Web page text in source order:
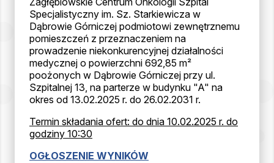
Specjalistyczny im. Sz. Starkiewicza w
Dąbrowie Górniczej podmiotowi zewnętrznemu
pomieszczeń z przeznaczeniem na
prowadzenie niekonkurencyjnej działalności
medycznej o powierzchni 692,85 m²
poożonych w Dąbrowie Górniczej przy ul.
Szpitalnej 13, na parterze w budynku "A" na
okres od 13.02.2025 r. do 26.02.2031 r.
Termin składania ofert: do dnia 10.02.2025 r. do
godziny 10:30
OGŁOSZENIE WYNIKÓW